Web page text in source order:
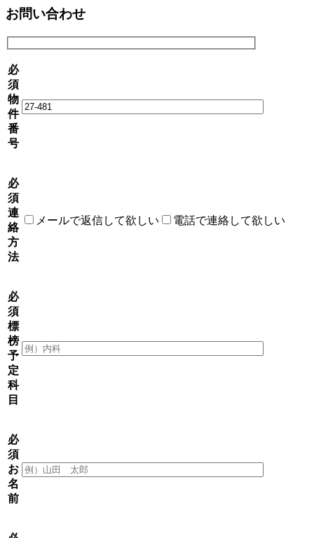
お問い合わせ
必
須
物
件
番
号
必
須
連
絡
方
法
メールで返信して欲しい 電話で連絡して欲しい
必
須
標
榜
予
定
科
目
必
須
お
名
前